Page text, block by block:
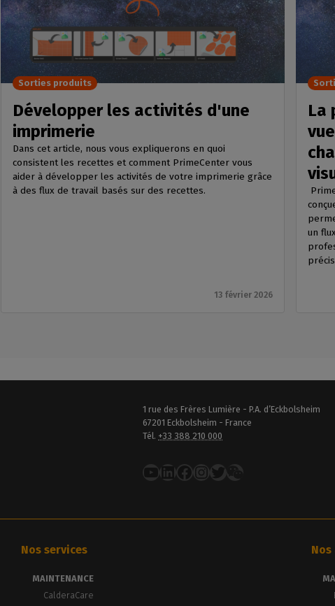
Développer les activités d'une
imprimerie
Dans cet article, nous vous expliquerons en quoi
consistent les recettes et comment PrimeCenter vous
aider à développer les activités de votre imprimerie grâce
à des flux de travail basés sur des recettes.
13 février 2026
Sorties produits
La
un
1 rue des Frères Lumière - P.A. d’Eckbolsheim
67201 Eckbolsheim - France
Tél. +33 388 210 000
YouTube
LinkedIn
Facebook
Instagram
Twitter
Nos services
MAINTENANCE
CalderaCare